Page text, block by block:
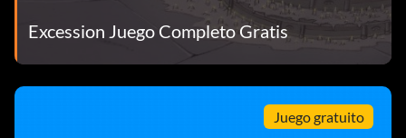
Excession Juego Completo Gratis
Juego gratuito